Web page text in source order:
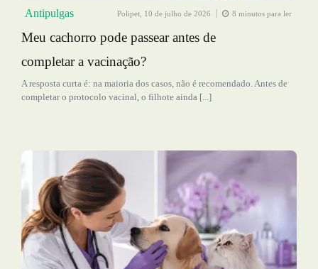
Antipulgas Polipet, 10 de julho de 2026 8 minutos para ler
Meu cachorro pode passear antes de
completar a vacinação?
A resposta curta é: na maioria dos casos, não é recomendado. Antes de
completar o protocolo vacinal, o filhote ainda [...]